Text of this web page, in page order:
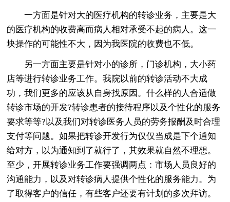
一方面是针对大的医疗机构的转诊业务，主要是大
的医疗机构的收费高而病人相对承受不起的病人。这一
块操作的可能性不大，因为我医院的收费也不低。
另一方面主要是针对小的诊所，门诊机构，大小药
店等进行转诊业务工作。我院以前的转诊活动不大成
功，我们更多的应该从自身找原因。什么样的人合适做
转诊市场的开发?转诊患者的接待程序以及个性化的服务
要求等等?以及我们对转诊医务人员的劳务报酬及时合理
支付等问题。如果把转诊开发行为仅仅当成是下个通知
给对方，以为通知到了就行了，其效果就自然不理想。
至少，开展转诊业务工作要强调两点：市场人员良好的
沟通能力，以及对转诊病人提供个性化的服务能力。为
了取得客户的信任，有些客户还要有计划的多次拜访。